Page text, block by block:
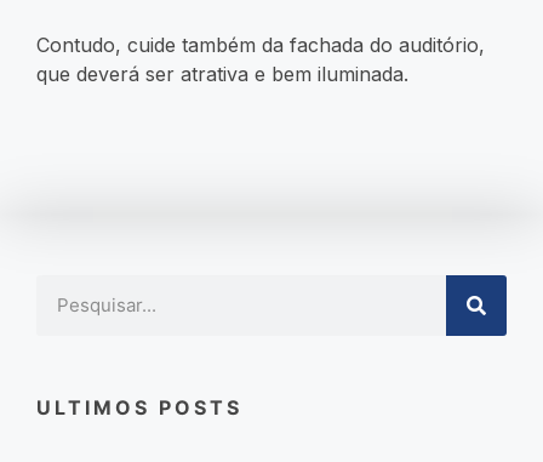
Contudo, cuide também da fachada do auditório,
que deverá ser atrativa e bem iluminada.
ULTIMOS POSTS